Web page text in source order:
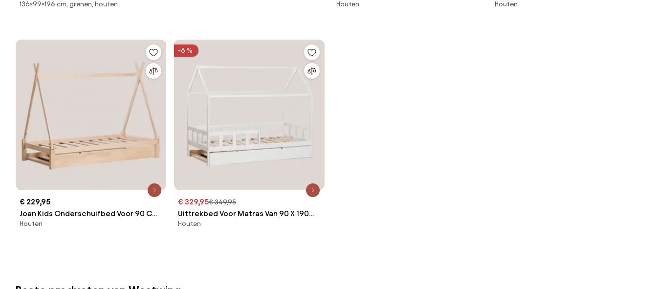
lattenbodem, Archi
136×99×196 cm, grenen, houten
Cm In Hout Kelly Kids Natuurlijk Hout &
Houten
Spidou
Houten
€ 229,95
Joan Kids Onderschuifbed Voor 90 Cm
Matras Van Grenenhout 90 X 190 Cm -
Houten
-6 %
€ 329,95€ 349,95
Uittrekbed Voor Matras Van 90 X 190
Cm In Hout Kelly Kids Wit Hout & 90 X
Houten